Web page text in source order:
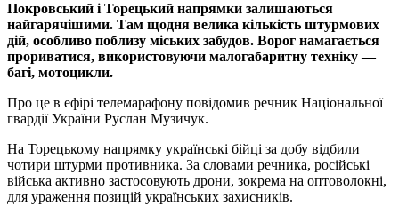
Покровський і Торецький напрямки залишаються
найгарячішими. Там щодня велика кількість штурмових
дій, особливо поблизу міських забудов. Ворог намагається
прориватися, використовуючи малогабаритну техніку —
багі, мотоцикли.
Про це в ефірі телемарафону повідомив речник Національної
гвардії України Руслан Музичук.
На Торецькому напрямку українські бійці за добу відбили
чотири штурми противника. За словами речника, російські
війська активно застосовують дрони, зокрема на оптоволокні,
для ураження позицій українських захисників.